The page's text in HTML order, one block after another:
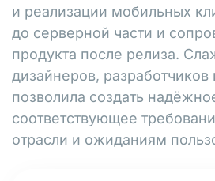
и реализации мобильных
до серверной части и
продукта после релиза.
дизайнеров,
позволила создать
соответствующее
отрасли и ожиданиям